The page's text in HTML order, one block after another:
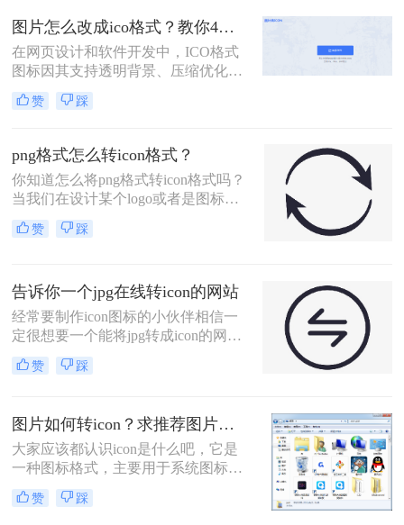
标。
图片怎么改成ico格式？教你4种快速转换方法！
在网页设计和软件开发中，ICO格式
图标因其支持透明背景、压缩优化以
及跨平台兼容性而广受欢迎。那么图
片怎么改成ico格式呢？本文将介绍四
助你轻松完成图片格式转换。
赞 踩
png格式怎么转icon格式？
你知道怎么将png格式转icon格式吗？
当我们在设计某个logo或者是图标的
时候，通常都会设计一个正常尺寸的
图片，像logo和图标这类图片，尺寸
图标的形式，logo调小一点还挺容易
的，但是将图片调成icon就稍微难一
点了。
赞 踩
告诉你一个jpg在线转icon的网站
经常要制作icon图标的小伙伴相信一
定很想要一个能将jpg转成icon的网站
吧，制作图标的方法有很多，其中，
jpg转icon就是一种。这也是最快最方
转换的话会更加方便，不用下载软件
就可以转换，给电脑也节省了一定的
空间。
赞 踩
图片如何转icon？求推荐图片转icon软件
大家应该都认识icon是什么吧，它是
一种图标格式，主要用于系统图标和
软件图标，我们在电脑上都会安装很
多软件，而这些软件在安装的时候会
赞 踩